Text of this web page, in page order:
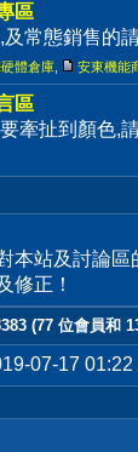
區
及常態銷售的
體倉庫 安東機能
區
牽扯到顏色,
本站及討論
修正！
(77 位會員和
07-17